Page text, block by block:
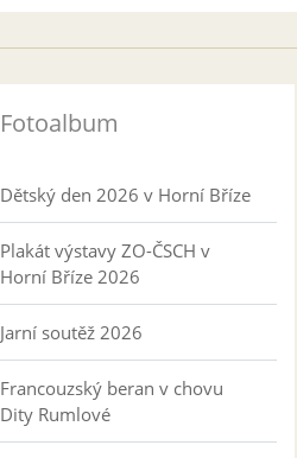
Fotoalbum
Dětský den 2026 v Horní Bříze
Plakát výstavy ZO-ČSCH v
Horní Bříze 2026
Jarní soutěž 2026
Francouzský beran v chovu
Dity Rumlové